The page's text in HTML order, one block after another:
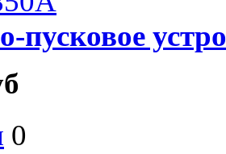
пусковое
0